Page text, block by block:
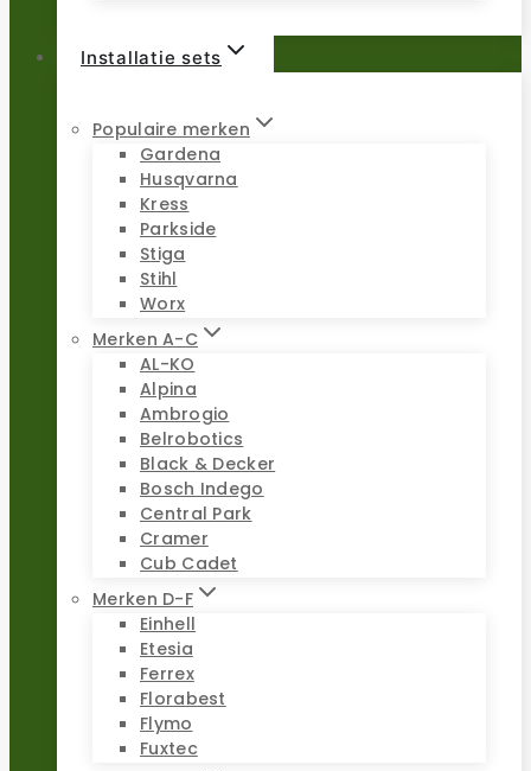
Installatie sets
Populaire merken
Gardena
Husqvarna
Kress
Parkside
Stiga
Stihl
Worx
Merken A-C
AL-KO
Alpina
Ambrogio
Belrobotics
Black & Decker
Bosch Indego
Central Park
Cramer
Cub Cadet
Merken D-F
Einhell
Etesia
Ferrex
Florabest
Flymo
Fuxtec